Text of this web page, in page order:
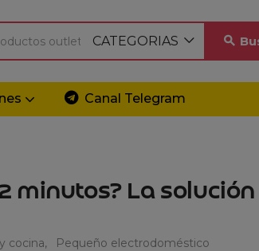
CATEGORIAS
Canal Telegram
minutos? La
cocina Pequeño electrodoméstico